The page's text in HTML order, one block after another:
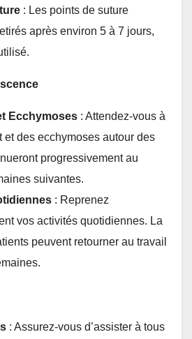
: Les points de suture
après environ 5 à 7 jours,
Ecchymoses : Attendez-vous à
et des ecchymoses autour des
progressivement au
suivantes.
: Reprenez
vos activités quotidiennes. La
peuvent retourner au travail
: Assurez-vous d’assister à tous